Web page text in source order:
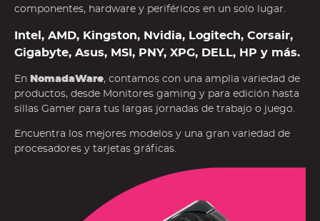
componentes, hardware y periféricos en un solo lugar.
Intel, AMD, Kingston, Nvidia, Logitech, Corsair,
Gigabyte, Asus, MSI, PNY, XPG, DELL, HP y más.
En NomadaWare, contamos con una amplia variedad de
productos, desde Monitores gaming y para edición hasta
sillas Gamer para tus largas jornadas de trabajo o juego.
Encuentra los mejores modelos y una gran variedad de
procesadores y tarjetas gráficas.